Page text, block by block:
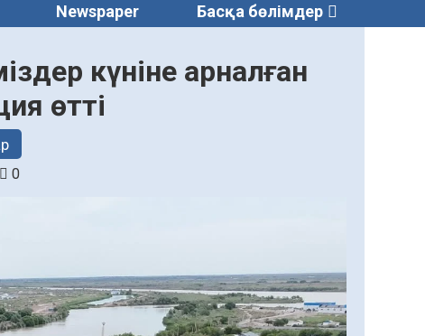
Newspaper Басқа бөлімдер
күніне арналған
өтті
0